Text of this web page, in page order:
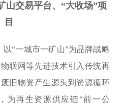
交易平台、“大收场”项
目
“一城市一矿山”为品牌战略
联网等先进技术引入传统再
旧物资产生源头到资源循环
为再生资源供应链“前一公